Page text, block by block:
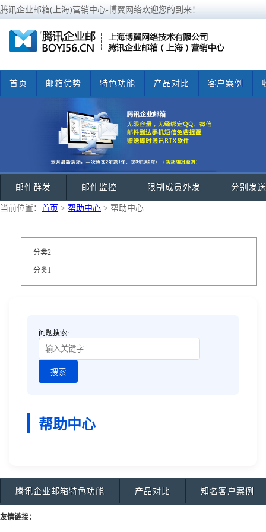
腾讯企业邮箱(上海)营销中心-博翼网络欢迎您的到来！
首页 邮箱优势 特色功能 产品对比 客户案例
邮件群发 邮件监控 限制成员外发 分别发送
当前位置： 首页 > 帮助中心 > 帮助中心
分类2
分类1
问题搜索:
帮助中心
腾讯企业邮箱特色功能 产品对比 知名客户案例
友情链接：